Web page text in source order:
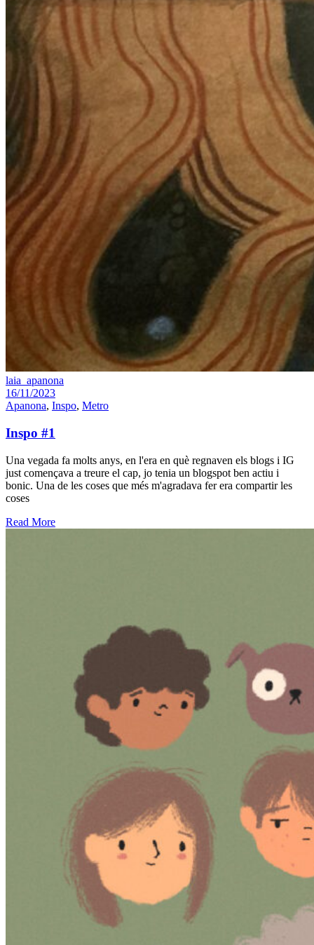
laia_apanona
16/11/2023
Apanona, Inspo, Metro
Inspo #1
Una vegada fa molts anys, en l'era en què regnaven els blogs i IG
just començava a treure el cap, jo tenia un blogspot ben actiu i
bonic. Una de les coses que més m'agradava fer era compartir les
coses
Read More